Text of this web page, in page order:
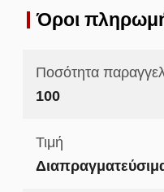
Όροι
Ποσότητα
100
Τιμή